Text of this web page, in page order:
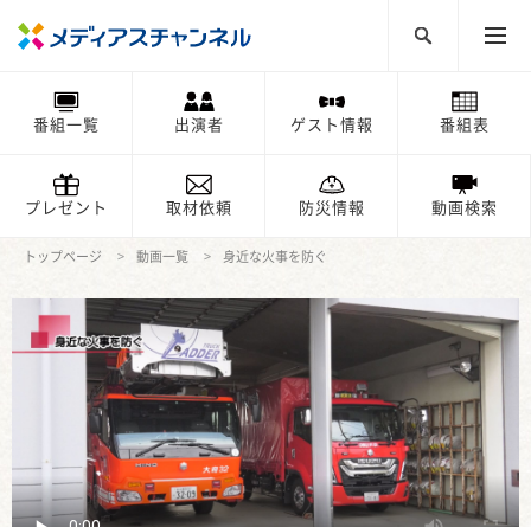
番組一覧 出演者 ゲスト情報 番組表
プレゼント 取材依頼 防災情報 動画検索
トップページ 動画一覧 身近な火事を防ぐ